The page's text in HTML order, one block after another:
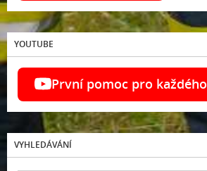
YOUTUBE
První pomoc pro každého
VYHLEDÁVÁNÍ